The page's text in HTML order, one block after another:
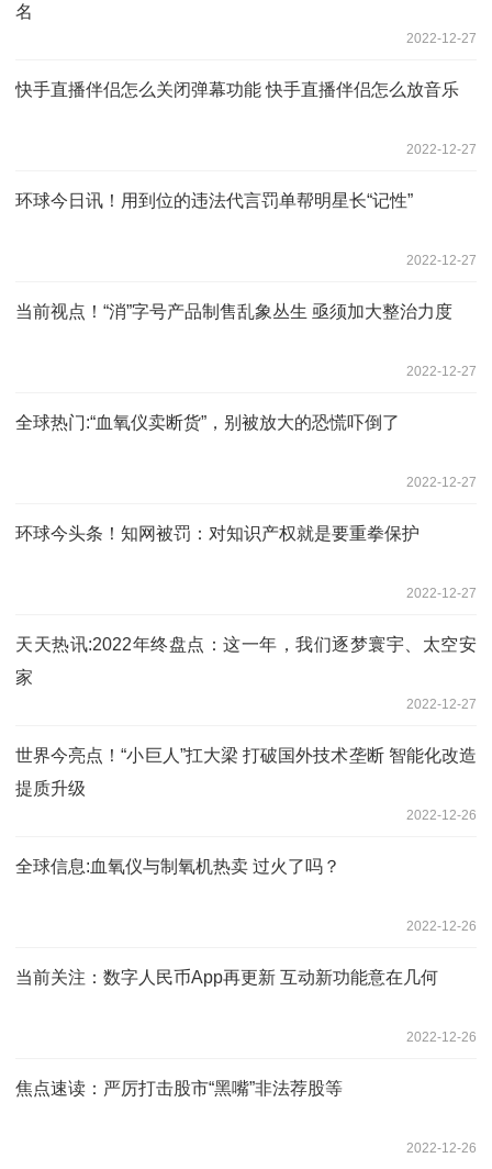
名
2022-12-27
快手直播伴侣怎么关闭弹幕功能 快手直播伴侣怎么放音乐
2022-12-27
环球今日讯！用到位的违法代言罚单帮明星长“记性”
2022-12-27
当前视点！“消”字号产品制售乱象丛生 亟须加大整治力度
2022-12-27
全球热门:“血氧仪卖断货”，别被放大的恐慌吓倒了
2022-12-27
环球今头条！知网被罚：对知识产权就是要重拳保护
2022-12-27
天天热讯:2022年终盘点：这一年，我们逐梦寰宇、太空安
家
2022-12-27
世界今亮点！“小巨人”扛大梁 打破国外技术垄断 智能化改造
提质升级
2022-12-26
全球信息:血氧仪与制氧机热卖 过火了吗？
2022-12-26
当前关注：数字人民币App再更新 互动新功能意在几何
2022-12-26
焦点速读：严厉打击股市“黑嘴”非法荐股等
2022-12-26